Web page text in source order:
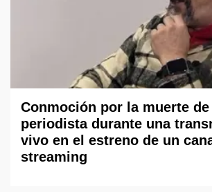
Conmoción por la muerte de
periodista durante una
vivo en el estreno de un
streaming